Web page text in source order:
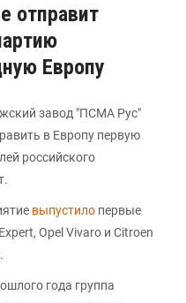
отправит
Европу
завод "ПСМА Рус"
в Европу первую
российского
выпустило первые
Opel Vivaro и Citroen
года группа